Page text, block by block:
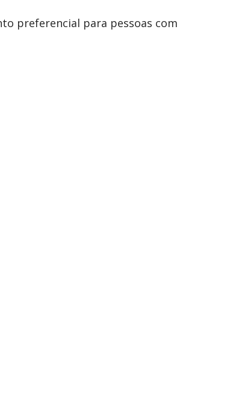
preferencial para pessoas com